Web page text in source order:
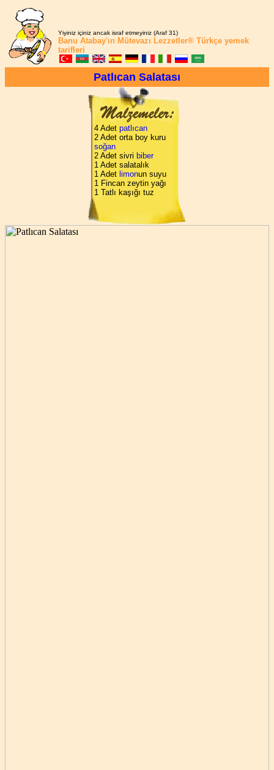
Yiyiniz içiniz ancak israf etmeyiniz (Araf 31)
Banu Atabay'ın Mütevazı Lezzetler® Türkçe yemek
tarifleri
Patlıcan Salatası
4 Adet patlıcan
2 Adet orta boy kuru
soğan
2 Adet sivri biber
1 Adet salatalık
1 Adet limonun suyu
1 Fincan zeytin yağı
1 Tatlı kaşığı tuz